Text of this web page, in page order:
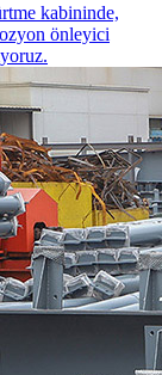
kabininde,
önleyici